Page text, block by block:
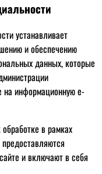
устанавливает
и обеспечению
данных, которые
на информационную e-
в рамках
и включают в себя